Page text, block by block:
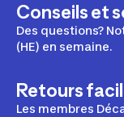
Conseils et
Des questions?
(HE) en semaine.
Retours
Les membres